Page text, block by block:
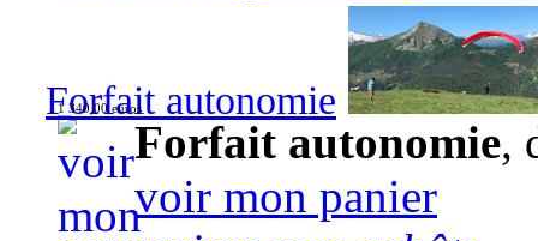
Forfait autonomie
1 340,00 euros
Forfait autonomie,
voir mon panier